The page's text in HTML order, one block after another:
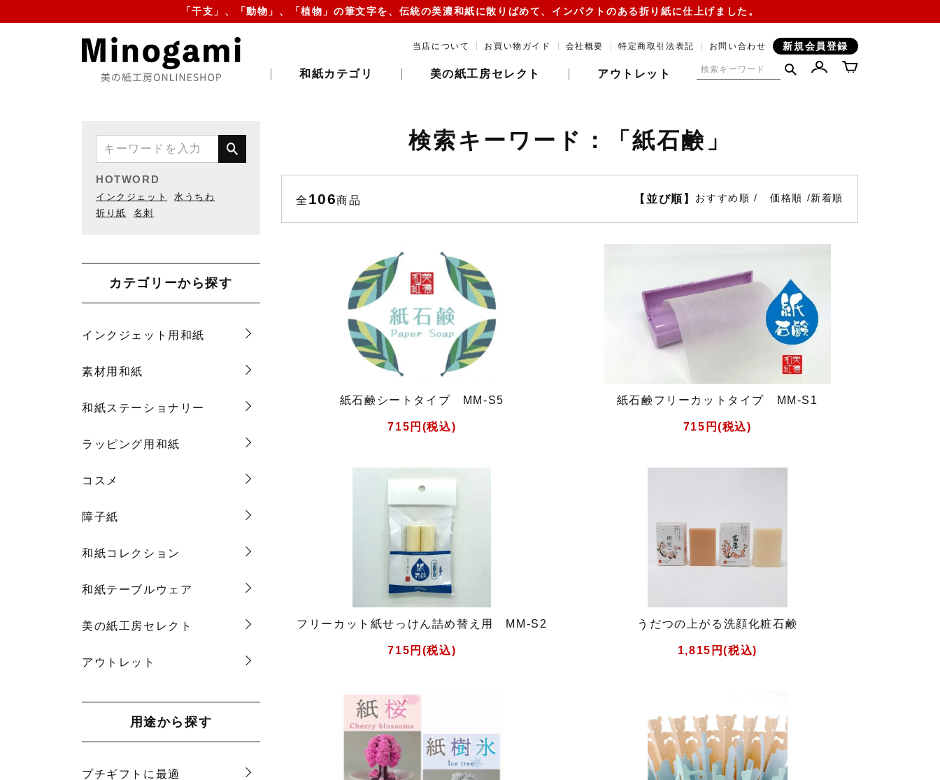
「干支」、「動物」、「植物」の筆文字を、伝統の美濃和紙に散りばめて、インパクトのある折り紙に仕上げました。
当店について お買い物ガイド 会社概要 特定商取引法表記 お問い合わせ 新規会員登録
和紙カテゴリ 美の紙工房セレクト アウトレット
HOTWORD
インクジェット
水うちわ
折り紙
名刺
カテゴリーから探す
インクジェット用和紙
素材用和紙
和紙ステーショナリー
ラッピング用和紙
コスメ
障子紙
和紙コレクション
和紙テーブルウェア
美の紙工房セレクト
アウトレット
用途から探す
プチギフトに最適
検索キーワード：「紙石鹸」
全 106商品 【並び順】 おすすめ順 価格順 新着順
紙石鹸シートタイプ MM-S5
715円(税込)
紙石鹸フリーカットタイプ MM-S1
715円(税込)
フリーカット紙せっけん詰め替え用 MM-S2
715円(税込)
うだつの上がる洗顔化粧石鹸
1,815円(税込)